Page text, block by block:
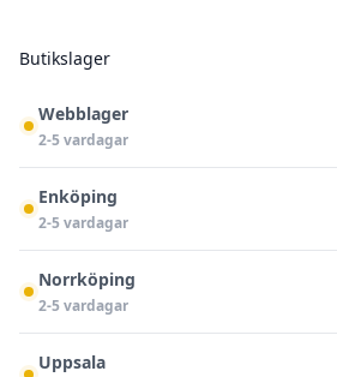
Butikslager
Webblager
2-5 vardagar
Enköping
2-5 vardagar
Norrköping
2-5 vardagar
Uppsala